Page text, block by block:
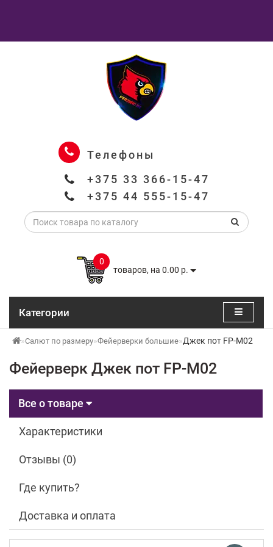
Телефоны
+375 33 366-15-47
+375 44 555-15-47
0
товаров, на 0.00 р.
Категории
Салют по размеру Фейерверки большие Джек пот FP-M02
Фейерверк Джек пот FP-M02
Все о товаре
Характеристики
Отзывы (0)
Где купить?
Доставка и оплата